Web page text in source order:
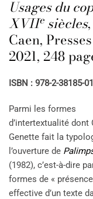
Usages du
XVIIe siècles,
Caen,
2021, 248
ISBN : 978-2-38185-
Parmi les formes
d’intertextualité dont
Genette fait la
l’ouverture de
(1982), c’est-à-dire
formes de « présence
effective d’un texte